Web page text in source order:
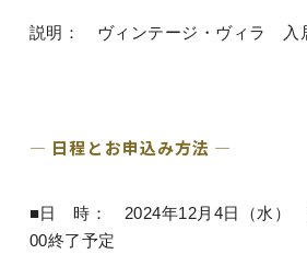
説明： ヴィンテージ・ヴィラ 入
― 日程とお申込み方法 ―
■日 時： 2024年12月4日（水）
00終了予定